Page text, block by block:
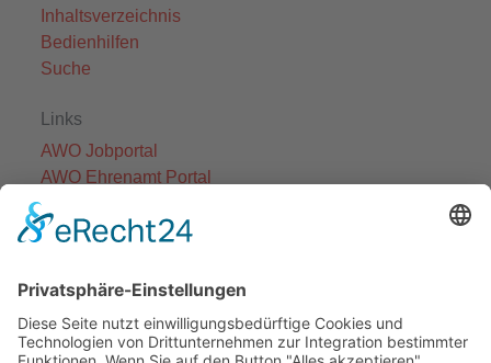
Inhaltsverzeichnis
Bedienhilfen
Suche
Links
AWO Jobportal
AWO Ehrenamt Portal
AWO Schulgesundheitsfachkräfte
AWO Bundesverband
AWO Pflegeberatung
AWO Kulturhaus Babelsberg